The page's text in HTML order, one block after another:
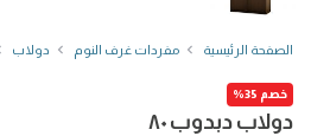
الصفحة الرئيسية مفردات غرف النوم دولاب
دولاب دبدوب ٨٠
خصم 35%